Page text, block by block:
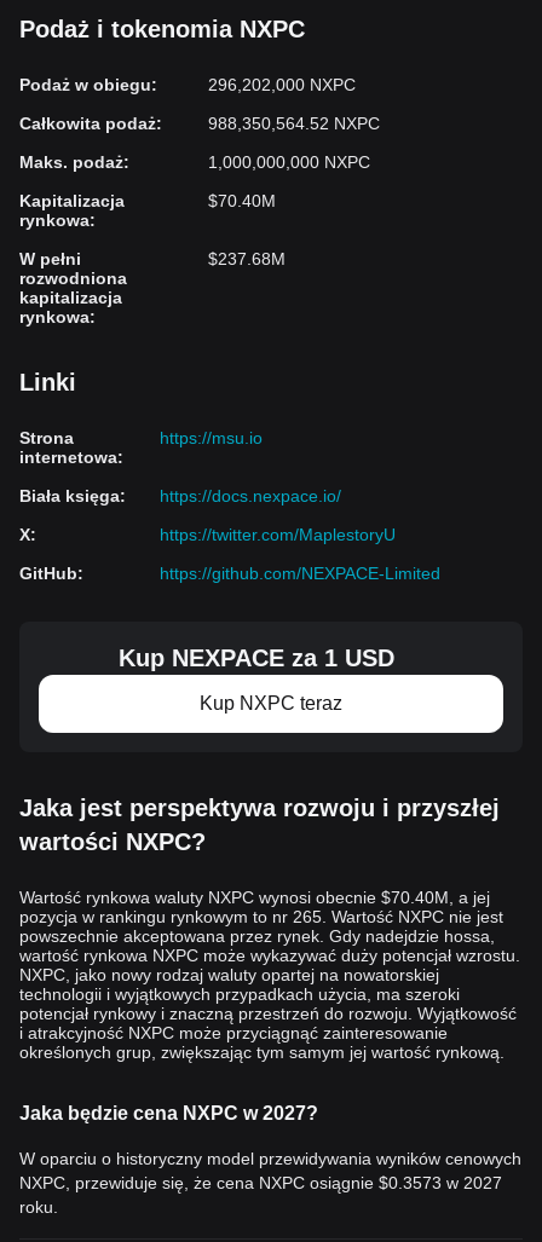
Podaż i tokenomia NXPC
Podaż w obiegu:
296,202,000 NXPC
Całkowita podaż:
988,350,564.52 NXPC
Maks. podaż:
1,000,000,000 NXPC
Kapitalizacja
rynkowa:
$70.40M
W pełni
rozwodniona
kapitalizacja
rynkowa:
$237.68M
Linki
Strona
internetowa:
https://msu.io
Biała księga:
https://docs.nexpace.io/
X:
https://twitter.com/MaplestoryU
GitHub: https://github.com/NEXPACE-Limited
Kup NEXPACE za 1 USD
Kup NXPC teraz
Jaka jest perspektywa rozwoju i przyszłej
wartości NXPC?
Wartość rynkowa waluty NXPC wynosi obecnie $70.40M, a jej
pozycja w rankingu rynkowym to nr 265. Wartość NXPC nie jest
powszechnie akceptowana przez rynek. Gdy nadejdzie hossa,
wartość rynkowa NXPC może wykazywać duży potencjał wzrostu.
NXPC, jako nowy rodzaj waluty opartej na nowatorskiej
technologii i wyjątkowych przypadkach użycia, ma szeroki
potencjał rynkowy i znaczną przestrzeń do rozwoju. Wyjątkowość
i atrakcyjność NXPC może przyciągnąć zainteresowanie
określonych grup, zwiększając tym samym jej wartość rynkową.
Jaka będzie cena NXPC w 2027?
W oparciu o historyczny model przewidywania wyników cenowych
NXPC, przewiduje się, że cena NXPC osiągnie $0.3573 w 2027
roku.